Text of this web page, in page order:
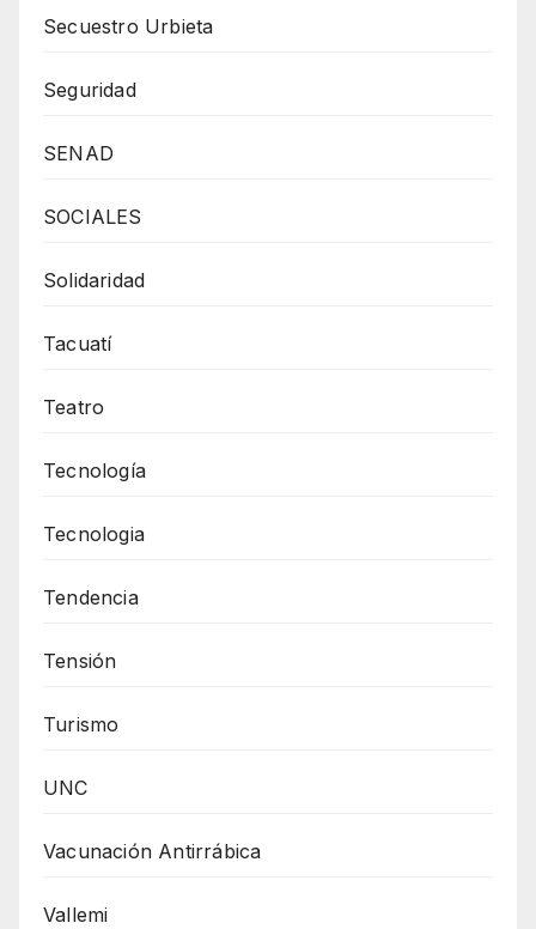
Secuestro Urbieta
Seguridad
SENAD
SOCIALES
Solidaridad
Tacuatí
Teatro
Tecnología
Tecnologia
Tendencia
Tensión
Turismo
UNC
Vacunación Antirrábica
Vallemi